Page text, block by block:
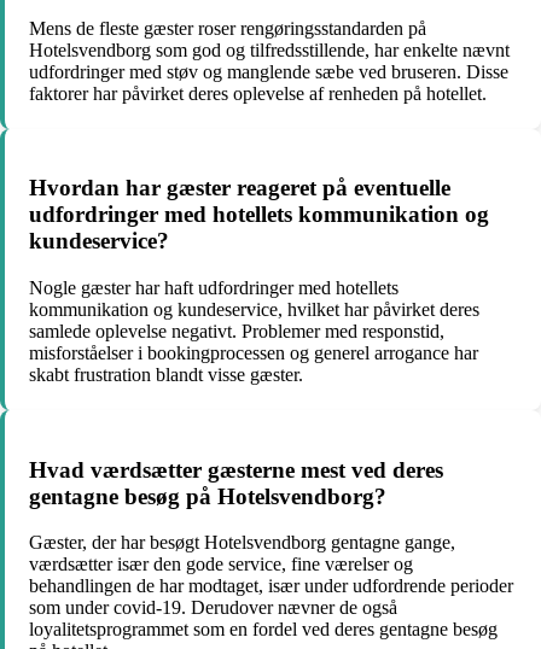
Mens de fleste gæster roser rengøringsstandarden på
Hotelsvendborg som god og tilfredsstillende, har enkelte nævnt
udfordringer med støv og manglende sæbe ved bruseren. Disse
faktorer har påvirket deres oplevelse af renheden på hotellet.
Hvordan har gæster reageret på eventuelle
udfordringer med hotellets kommunikation og
kundeservice?
Nogle gæster har haft udfordringer med hotellets
kommunikation og kundeservice, hvilket har påvirket deres
samlede oplevelse negativt. Problemer med responstid,
misforståelser i bookingprocessen og generel arrogance har
skabt frustration blandt visse gæster.
Hvad værdsætter gæsterne mest ved deres
gentagne besøg på Hotelsvendborg?
Gæster, der har besøgt Hotelsvendborg gentagne gange,
værdsætter især den gode service, fine værelser og
behandlingen de har modtaget, især under udfordrende perioder
som under covid-19. Derudover nævner de også
loyalitetsprogrammet som en fordel ved deres gentagne besøg